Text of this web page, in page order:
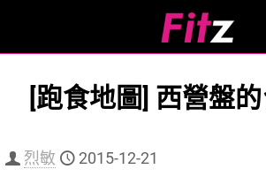
[跑食地圖] 西營盤
烈敏 2015-12-21